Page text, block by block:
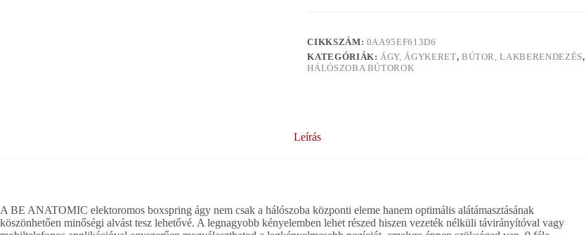
CIKKSZÁM: 0AA95EF613D6
KATEGÓRIÁK:ÁGY, ÁGYKERET, BÚTOR, LAKBERENDEZÉS,
HÁLÓSZOBA BÚTOROK
Leírás
A BE ANATOMIC elektoromos boxspring ágy nem csak a hálószoba központi eleme hanem optimális alátámasztásának
köszönhetően minőségi alvást tesz lehetővé. A legnagyobb kényelemben lehet részed hiszen vezeték nélküli távirányítóval vagy